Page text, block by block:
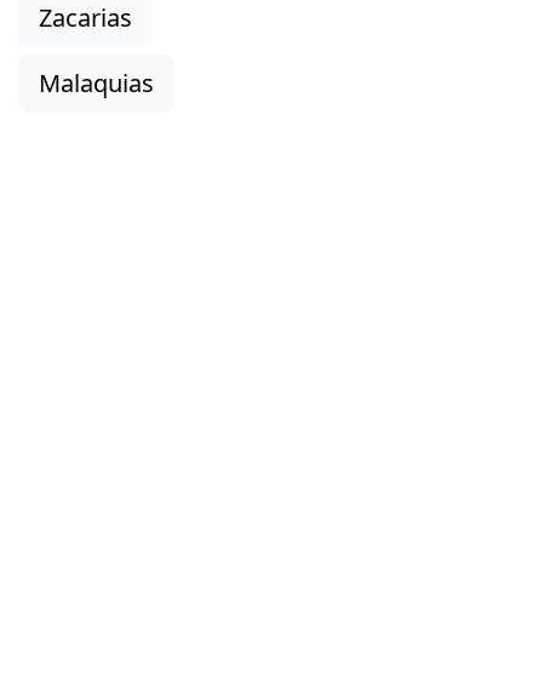
Zacarias
Malaquias